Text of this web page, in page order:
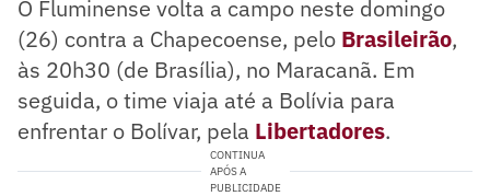
O Fluminense volta a campo neste domingo
(26) contra a Chapecoense, pelo Brasileirão,
às 20h30 (de Brasília), no Maracanã. Em
seguida, o time viaja até a Bolívia para
enfrentar o Bolívar, pela Libertadores.
CONTINUA
APÓS A
PUBLICIDADE